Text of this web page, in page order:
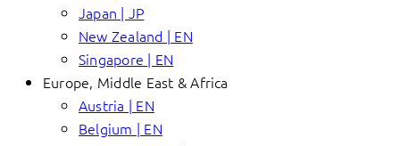
Japan | JP
New Zealand | EN
Singapore | EN
Europe, Middle East & Africa
Austria | EN
Belgium | EN